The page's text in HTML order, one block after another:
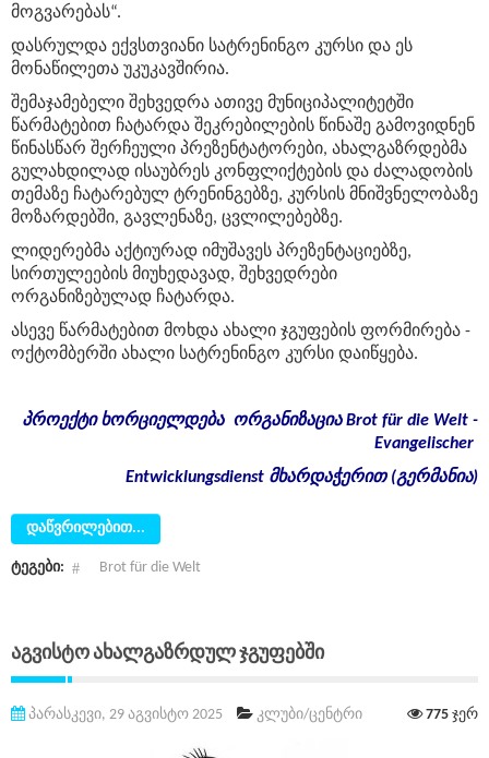
მოგვარებას“.
დასრულდა ექვსთვიანი სატრენინგო კურსი და ეს
მონაწილეთა უკუკავშირია.
შემაჯამებელი შეხვედრა ათივე მუნიციპალიტეტში
წარმატებით ჩატარდა შეკრებილების წინაშე გამოვიდნენ
წინასწარ შერჩეული პრეზენტატორები, ახალგაზრდებმა
გულახდილად ისაუბრეს კონფლიქტების და ძალადობის
თემაზე ჩატარებულ ტრენინგებზე, კურსის მნიშვნელობაზე
მოზარდებში, გავლენაზე, ცვლილებებზე.
ლიდერებმა აქტიურად იმუშავეს პრეზენტაციებზე,
სირთულეების მიუხედავად, შეხვედრები
ორგანიზებულად ჩატარდა.
ასევე წარმატებით მოხდა ახალი ჯგუფების ფორმირება -
ოქტომბერში ახალი სატრენინგო კურსი დაიწყება.
პროექტი ხორციელდება ორგანიზაციაBrot für die Welt -
Evangelischer
Entwicklungsdienst მხარდაჭერით(გერმანია)
დაწვრილებით...
ტეგები: Brot für die Welt
Აგვისტო Ახალგაზრდულ Ჯგუფებში
პარასკევი, 29 აგვისტო 2025 კლუბი/ცენტრი 775 ჯერ